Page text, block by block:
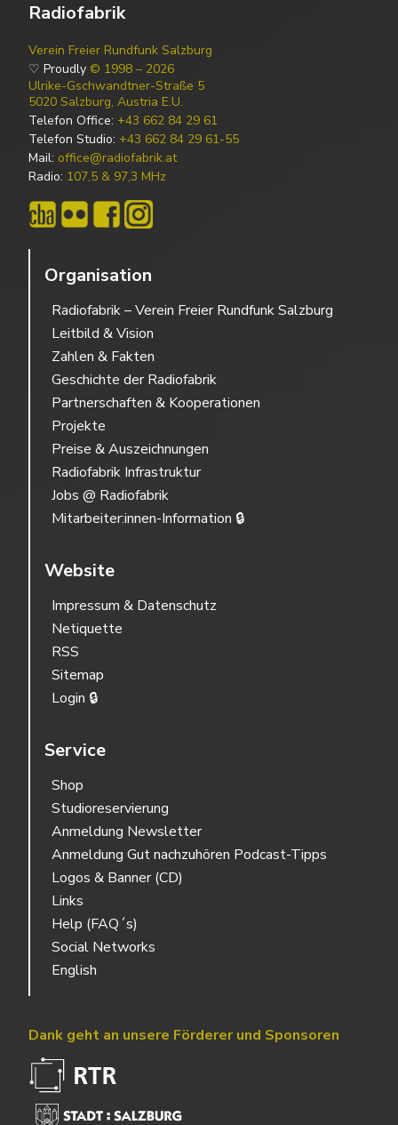
Radiofabrik
Verein Freier Rundfunk Salzburg
♡ Proudly © 1998 – 2026
Ulrike-Gschwandtner-Straße 5
5020 Salzburg, Austria E.U.
Telefon Office: +43 662 84 29 61
Telefon Studio: +43 662 84 29 61-55
Mail: office@radiofabrik.at
Radio: 107,5 & 97,3 MHz
Organisation
Radiofabrik – Verein Freier Rundfunk Salzburg
Leitbild & Vision
Zahlen & Fakten
Geschichte der Radiofabrik
Partnerschaften & Kooperationen
Projekte
Preise & Auszeichnungen
Radiofabrik Infrastruktur
Jobs @ Radiofabrik
Mitarbeiter:innen-Information 🔒
Website
Impressum & Datenschutz
Netiquette
RSS
Sitemap
Login 🔒
Service
Shop
Studioreservierung
Anmeldung Newsletter
Anmeldung Gut nachzuhören Podcast-Tipps
Logos & Banner (CD)
Links
Help (FAQ´s)
Social Networks
English
Dank geht an unsere Förderer und Sponsoren